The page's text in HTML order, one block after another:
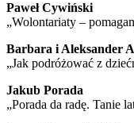
Paweł Cywiński
„Wolontariaty –
Barbara i Aleksander
„Jak podróżować z
Jakub Porada
„Porada da radę. Tanie